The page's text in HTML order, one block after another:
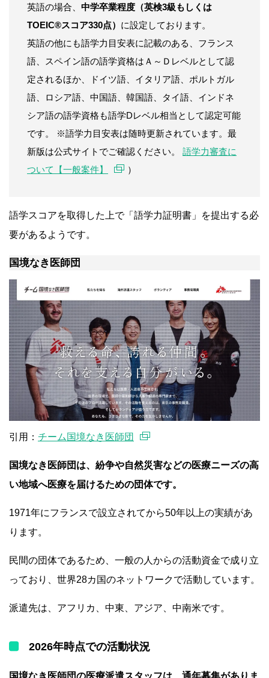
英語の場合、 中学卒業程度（英検3級もしくは
TOEIC®スコア330点） に設定しております。
英語の他にも語学力目安表に記載のある、フランス
語、スペイン語の語学資格はＡ～Ｄレベルとして認
定されるほか、ドイツ語、イタリア語、ポルトガル
語、ロシア語、中国語、韓国語、タイ語、インドネ
シア語の語学資格も語学Dレベル相当として認定可能
です。 ※語学力目安表は随時更新されています。最
新版は公式サイトでご確認ください。 語学力審査に
ついて【一般案件】
）
語学スコアを取得した上で「語学力証明書」を提出する必
要があるようです。
国境なき医師団
引用： チーム国境なき医師団
国境なき医師団は、紛争や自然災害などの医療ニーズの高
い地域へ医療を届けるための団体です。
1971年にフランスで設立されてから50年以上の実績があ
ります。
民間の団体であるため、一般の人からの活動資金で成り立
っており、世界28カ国のネットワークで活動しています。
派遣先は、アフリカ、中東、アジア、中南米です。
2026年時点での活動状況
国境なき医師団の医療派遣スタッフは、通年募集がありま